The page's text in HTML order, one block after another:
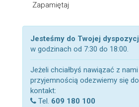
Zapamiętaj
Jesteśmy do Twojej
w godzinach od 7:30 do 18:00.
Jeżeli chciałbyś nawiązać z
przyjemnością odezwiemy się
kontakt:
Tel. 609 180 100